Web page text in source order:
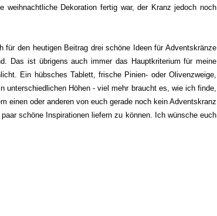
Dekoration fertig war, der Kranz jedoch noch
den heutigen Beitrag drei schöne Ideen für Adventskränze
Das ist übrigens auch immer das Hauptkriterium für meine
Ein hübsches Tablett, frische Pinien- oder Olivenzweige,
unterschiedlichen Höhen - viel mehr braucht es, wie ich finde,
einen oder anderen von euch gerade noch kein Adventskranz
schöne Inspirationen liefern zu können. Ich wünsche euch